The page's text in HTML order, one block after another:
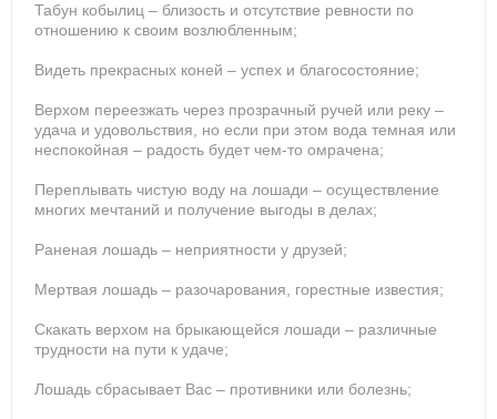
Табун кобылиц – близость и отсутствие ревности по
отношению к своим возлюбленным;
Видеть прекрасных коней – успех и благосостояние;
Верхом переезжать через прозрачный ручей или реку –
удача и удовольствия, но если при этом вода темная или
неспокойная – радость будет чем-то омрачена;
Переплывать чистую воду на лошади – осуществление
многих мечтаний и получение выгоды в делах;
Раненая лошадь – неприятности у друзей;
Мертвая лошадь – разочарования, горестные известия;
Скакать верхом на брыкающейся лошади – различные
трудности на пути к удаче;
Лошадь сбрасывает Вас – противники или болезнь;